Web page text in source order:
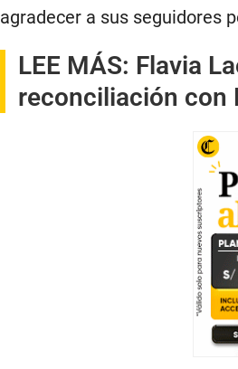
agradecer a sus seguidores
LEE MÁS: Flavia
reconciliación con